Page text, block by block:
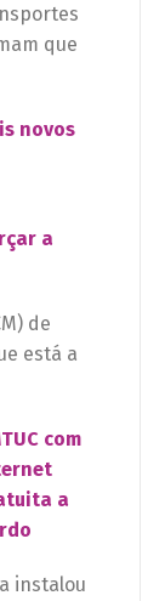
que
novos
a
de
está a
com
a
instalou